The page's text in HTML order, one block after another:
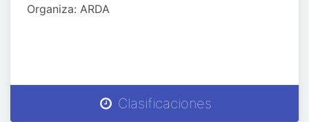
Organiza: ARDA
Clasificaciones